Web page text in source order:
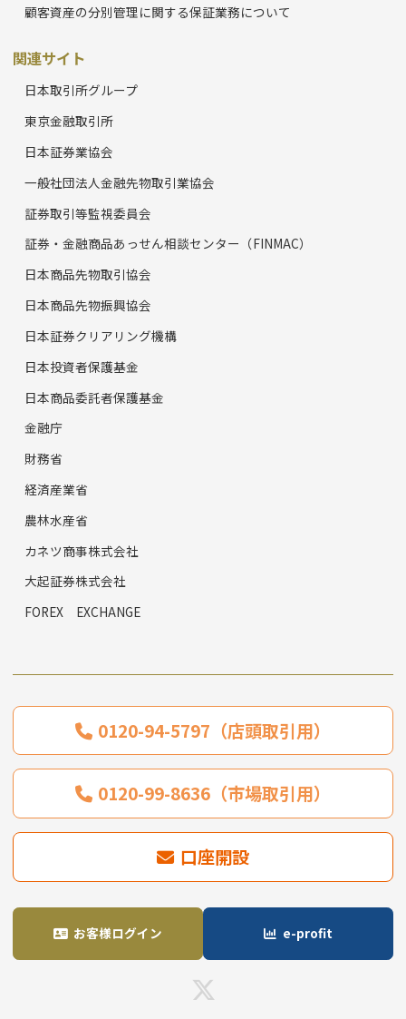
顧客資産の分別管理に関する保証業務について
関連サイト
日本取引所グループ
東京金融取引所
日本証券業協会
一般社団法人金融先物取引業協会
証券取引等監視委員会
証券・金融商品あっせん相談センター（FINMAC）
日本商品先物取引協会
日本商品先物振興協会
日本証券クリアリング機構
日本投資者保護基金
日本商品委託者保護基金
金融庁
財務省
経済産業省
農林水産省
カネツ商事株式会社
大起証券株式会社
FOREX EXCHANGE
0120-94-5797（店頭取引用）
0120-99-8636（市場取引用）
口座開設
お客様ログイン e-profit